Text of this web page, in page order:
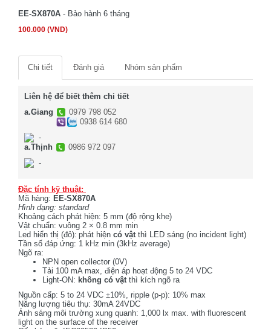
EE-SX870A - Bảo hành 6 tháng
100.000 (VND)
Chi tiết Đánh giá Nhóm sản phẩm
Liên hệ để biết thêm chi tiết
a.Giang
0979 798 052
0938 614 680
-
a.Thịnh
0986 972 097
-
Đặc tính kỹ thuật:
Mã hàng: EE-SX870A
Hình dạng: standard
Khoảng cách phát hiện: 5 mm (độ rộng khe)
Vật chuẩn: vuông 2 × 0.8 mm min
Led hiển thị (đỏ): phát hiện có vật thì LED sáng (no incident light)
Tần số đáp ứng: 1 kHz min (3kHz average)
Ngõ ra:
NPN open collector (0V)
Tải 100 mA max, điện áp hoạt động 5 to 24 VDC
Light-ON: không có vậtthì kích ngõ ra
Nguồn cấp: 5 to 24 VDC ±10%, ripple (p-p): 10% max
Năng lượng tiêu thụ: 30mA 24VDC
Ánh sáng môi trường xung quanh: 1,000 lx max. with fluorescent
light on the surface of the receiver